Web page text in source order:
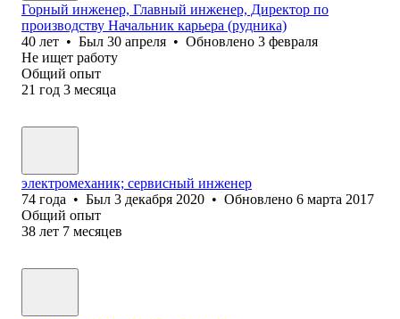
Горный инженер, Главный инженер, Директор по
производству Начальник карьера (рудника)
40 лет • Был 30 апреля • Обновлено 3 февраля
Не ищет работу
Общий опыт
21 год 3 месяца
электромеханик; сервисный инженер
74 года • Был 3 декабря 2020 • Обновлено 6 марта 2017
Общий опыт
38 лет 7 месяцев